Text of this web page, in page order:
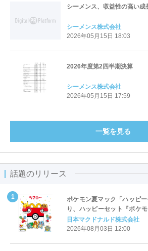
シーメンス、収益性の高い成
シーメンス株式会社
2026年05月15日 18:03
2026年度第2四半期決算
シーメンス株式会社
2026年05月15日 17:59
一覧を見る
話題のリリース
ポケモン夏マック「ハッピ
り、ハッピーセット『ポケ
定登場
日本マクドナルド株式会社
2026年08月03日 12:00